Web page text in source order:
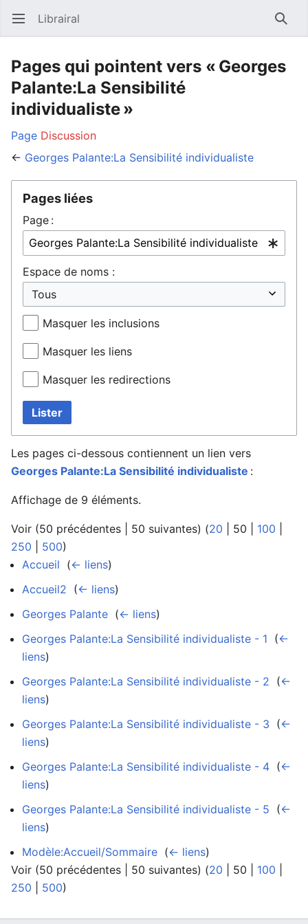
Ouvrir le menu principal Librairal
Pages qui pointent vers « Georges
Palante:La Sensibilité
individualiste »
Page Discussion
← Georges Palante:La Sensibilité individualiste
Pages liées
Page :
Espace de noms :
Masquer les inclusions
Masquer les liens
Masquer les redirections
Lister
Les pages ci-dessous contiennent un lien vers
Georges Palante:La Sensibilité individualiste :
Affichage de 9 éléments.
Voir (50 précédentes 50 suivantes) (20 50 100
250
500)
Accueil (← liens)
Accueil2 (← liens)
Georges Palante (← liens)
Georges Palante:La Sensibilité individualiste - 1 (←
liens)
Georges Palante:La Sensibilité individualiste - 2 (←
liens)
Georges Palante:La Sensibilité individualiste - 3 (←
liens)
Georges Palante:La Sensibilité individualiste - 4 (←
liens)
Georges Palante:La Sensibilité individualiste - 5 (←
liens)
Modèle:Accueil/Sommaire (← liens)
Voir (50 précédentes 50 suivantes) (20 50 100
250
500)